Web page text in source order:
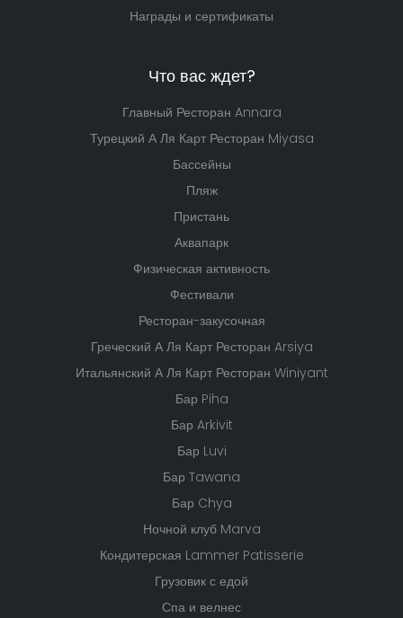
Награды и сертификаты
Что вас ждет?
Главный Ресторан Annara
Турецкий А Ля Карт Ресторан Miyasa
Бассейны
Пляж
Пристань
Аквапарк
Физическая активность
Фестивали
Ресторан-закусочная
Греческий А Ля Карт Ресторан Arsiya
Итальянский А Ля Карт Ресторан Winiyant
Бар Piha
Бар Arkivit
Бар Luvi
Бар Tawana
Бар Chya
Ночной клуб Marva
Кондитерская Lammer Patisserie
Грузовик с едой
Спа и велнес